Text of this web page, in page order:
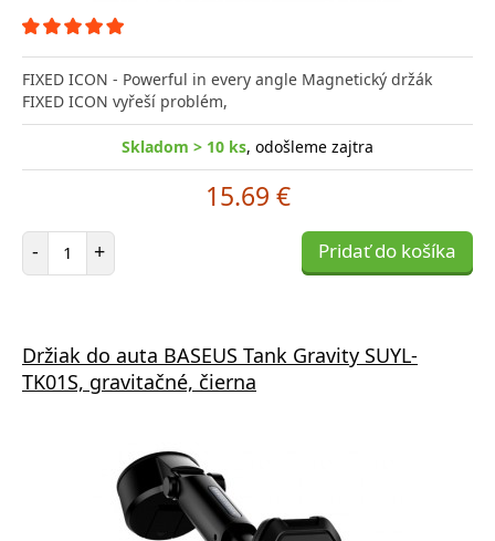
FIXED ICON - Powerful in every angle Magnetický držák
FIXED ICON vyřeší problém,
Skladom > 10 ks, odošleme zajtra
15.69 €
- Počet položiek
+ Pridať do košíka
Držiak do auta BASEUS Tank Gravity SUYL-
TK01S, gravitačné, čierna